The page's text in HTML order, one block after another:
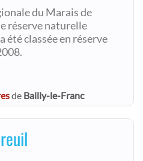
du Marais de
réserve naturelle
été classée en réserve
de Bailly-le-Franc